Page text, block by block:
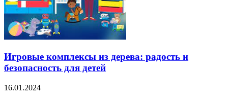
Игровые комплексы из дерева: радость и
безопасность для детей
16.01.2024